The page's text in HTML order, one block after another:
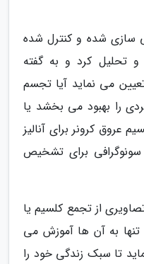
سازی شده و کنترل شده
تجزیه و تحلیل کرد و به گفته
می نماید آیا تجسم
را بهبود می بخشد یا
عروق کرونر برای آنالیز
برای تشخیص
از تجمع کلسیم یا
تنها به آن ها آموزش می
تا سبک زندگی خود را